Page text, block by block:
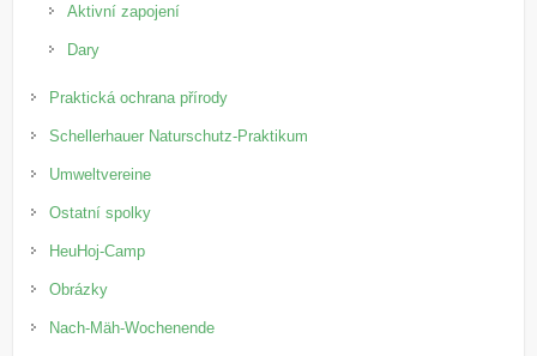
Aktivní zapojení
Dary
Praktická ochrana přírody
Schellerhauer Naturschutz-Praktikum
Umweltvereine
Ostatní spolky
HeuHoj-Camp
Obrázky
Nach-Mäh-Wochenende